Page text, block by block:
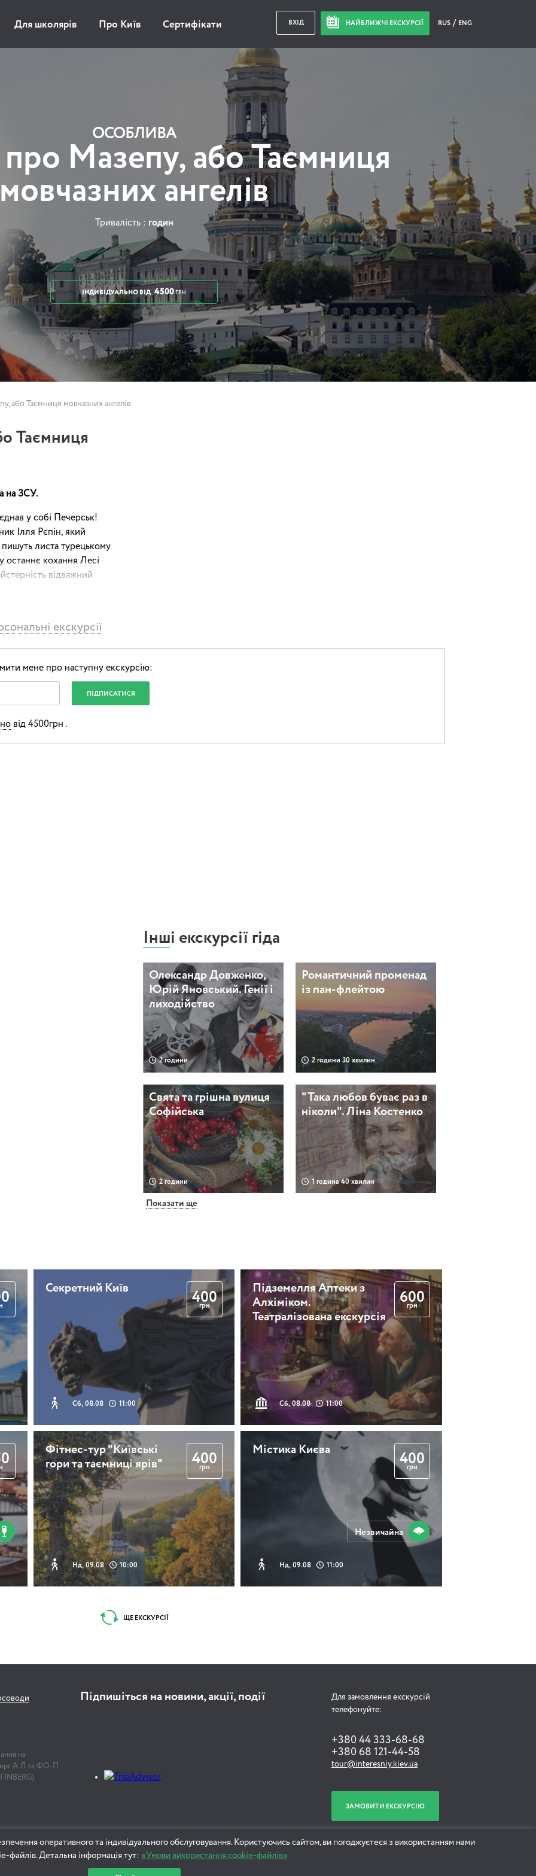
Для школярів Про Київ Сертифікати ВХІД НАЙБЛИЖЧІ ЕКСКУРСІЇ RUS ENG
ОСОБЛИВА
Мазепу, або Таємниця
мовчазних ангелів
Тривалість : годин
ІНДИВІДУАЛЬНОВІД 4500 ГРН
або Таємниця мовчазних ангелів
Таємниця
на ЗСУ.
у собі Печерськ!
Ілля Рєпін, який
листа турецькому
останнє кохання Лесі
відважний
прикрашені янголами,
землю золочені ікони. І
води древньої і вічно
ми згадаємо не
яка була б настільки
гетьман.
екскурсії
мене про наступну екскурсію:
від 4500грн .
Інші екскурсії гіда
Олександр Довженко,
Юрій Яновський. Генії і
лиходійство
2 години
Романтичний променад
із пан-флейтою
2 години 30 хвилин
Свята та грішна вулиця
Софійська
2 години
"Така любов буває раз в
ніколи". Ліна Костенко
1 година 40 хвилин
2 години 30 хвилин 4 години 30 хвилин
Вечір романсів від
2 години
Липські секрети зі
скрипкою
2 години 30 хвилин
Місцями Сили Києва
2 години 30 хвилин
Дорогою до Душі
театру (з відвідуванням
музею)
Променад за
контрастами та орган
Ніч в музеї Булгакова
Кохання. Пристрасті.
2 години
минулих років"
Показати ще
Секретний Київ
Сб, 08.08 11:00
400
грн
Підземелля Аптеки з
Алхіміком.
Театралізована екскурсія
Сб, 08.08 11:00
600
грн
Фітнес-тур "Київські
гори та таємниці ярів"
Нд, 09.08 10:00
400
грн
Містика Києва
Нд, 09.08 11:00
400
грн
Незвичайна
ЩЕ ЕКСКУРСІЇ
на
А.Л та ФО-П
Підпишіться на новини, акції, події
Для замовлення екскурсій
телефонуйте:
+380 44 333-68-68
+380 68 121-44-58
tour@interesniy.kiev.ua
ЗАМОВИТИ ЕКСКУРСІЮ
оперативного та індивідуального обслуговування. Користуючись сайтом, ви погоджуєтеся з використанням нами
файлів. Детальна інформація тут: «Умови використання cookie-файлів»